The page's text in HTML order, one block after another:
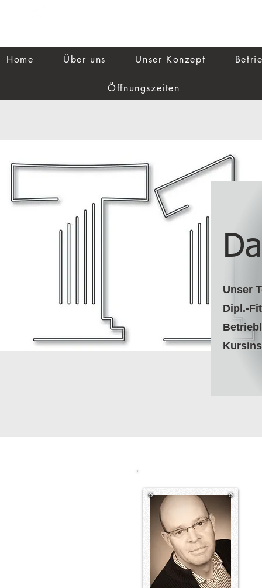
Home Über uns Unser Konzept
Öffnungszeiten
Unser
Dipl.-